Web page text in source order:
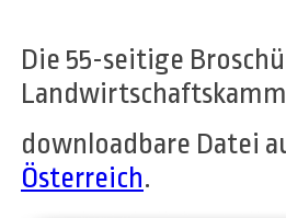
Die 55-seitige
downloadbare Datei
Österreich.